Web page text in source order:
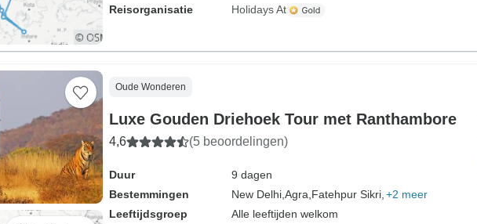
Reisorganisatie
Holidays At
Oude Wonderen
Luxe Gouden Driehoek Tour met Ranthambore
4,6 (5 beoordelingen)
Duur
9 dagen
Bestemmingen
New Delhi, Agra, Fatehpur Sikri, +2 meer
Leeftijdsgroep
Alle leeftijden welkom